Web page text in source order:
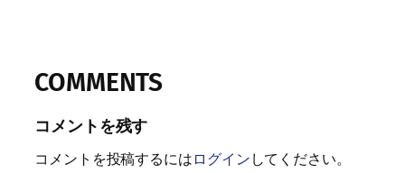
COMMENTS
コメントを残す
コメントを投稿するには ログイン してください。